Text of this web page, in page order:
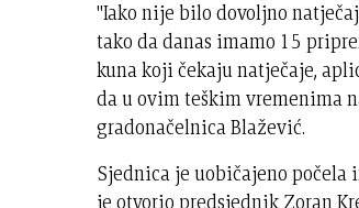
"Iako nije bilo dovoljno
tako da danas imamo 15
kuna koji čekaju natječaje,
da u ovim teškim vremenima
gradonačelnica Blažević.
Sjednica je uobičajeno
je otvorio predsjednik Zoran